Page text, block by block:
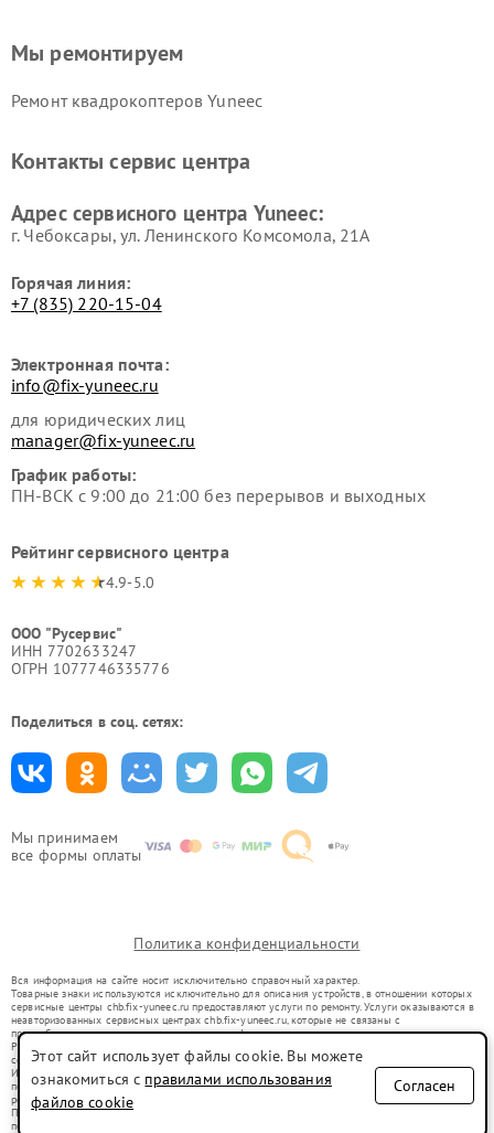
Мы принимаем
все формы оплаты
Мы ремонтируем
Ремонт квадрокоптеров Yuneec
Контакты сервис центра
Адрес сервисного центра Yuneec:
г. Чебоксары, ул. Ленинского Комсомола, 21А
Горячая линия:
+7 (835) 220-15-04
Электронная почта:
info@fix-yuneec.ru
для юридических лиц
manager@fix-yuneec.ru
График работы:
ПН-ВСК с 9:00 до 21:00 без перерывов и выходных
Рейтинг сервисного центра
4.9-5.0
ООО "Русервис"
ИНН 7702633247
ОГРН 1077746335776
Поделиться в соц. сетях:
Политика конфиденциальности
Вся информация на сайте носит исключительно справочный характер.
Товарные знаки используются исключительно для описания устройств, в отношении которых
сервисные центры chb.fix-yuneec.ru предоставляют услуги по ремонту. Услуги оказываются в
неавторизованных сервисных центрах chb.fix-yuneec.ru, которые не связаны с
правообладателями товарных знаков или их официальными представителями.
Ремонт осуществляется для устройств, уже введенных в гражданский оборот в соответствии
со статьей 1487 ГК РФ.
Использование товарных знаков не преследует цели индивидуализации услуг или введения
потребителей в заблуждение, а служит для информирования о предоставляемых услугах по
ремонту техники указанных брендов.
Представленная на сайте информация не является публичной офертой, определяемой
положениями Статьи 437(2) Гражданского кодекса РФ
Этот сайт использует файлы cookie. Вы можете
ознакомиться с правилами использования
файлов cookie
Согласен